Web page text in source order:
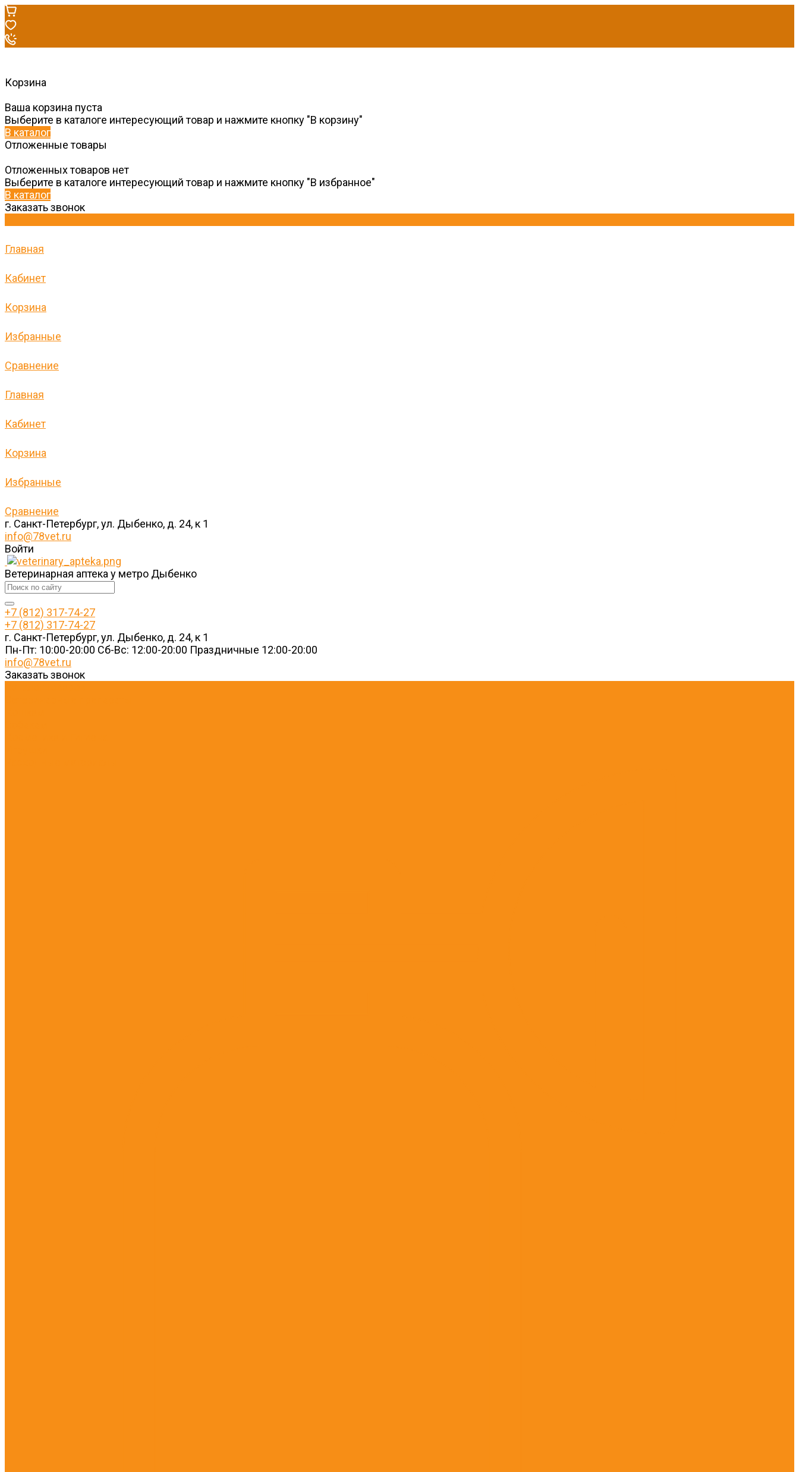
Корзина
Ваша корзина пуста
Выберите в каталоге интересующий товар и нажмите кнопку "В корзину"
В каталог
Отложенные товары
Отложенных товаров нет
Выберите в каталоге интересующий товар и нажмите кнопку "В избранное"
В каталог
Заказать звонок
Главная
Кабинет
Корзина
Избранные
Сравнение
Главная
Кабинет
Корзина
Избранные
Сравнение
г. Санкт-Петербург, ул. Дыбенко, д. 24, к 1
info@78vet.ru
Войти
Ветеринарная аптека у метро Дыбенко
+7 (812) 317-74-27
+7 (812) 317-74-27
г. Санкт-Петербург, ул. Дыбенко, д. 24, к 1
Пн-Пт: 10:00-20:00 Cб-Вс: 12:00-20:00 Праздничные 12:00-20:00
info@78vet.ru
Заказать звонок